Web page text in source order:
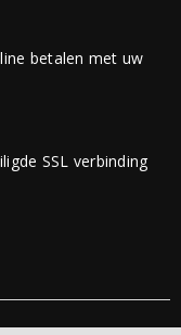
betalen met uw
SSL verbinding